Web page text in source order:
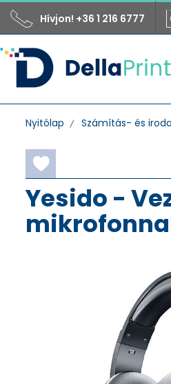
Hívjon! +36 1 216 6777
Nyitólap Számítás- és
Yesido -